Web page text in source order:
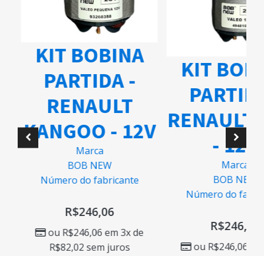
KIT BOBINA
PARTIDA -
RENAULT
KANGOO - 12V
Marca
BOB NEW
Número do fabricante
R$246,06
ouR$246,06em 3x de
R$82,02sem juros
KIT
RENAULT
- 12V
Marca
BOB NEW
Número do
R$246,06
ouR$246,06em